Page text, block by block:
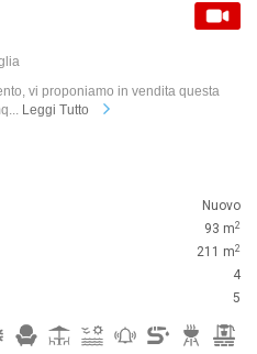
vi proponiamo in vendita questa
Leggi Tutto
Nuovo
93 m2
211 m2
4
5